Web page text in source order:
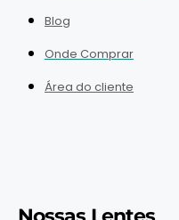
Blog
Onde Comprar
Área do cliente